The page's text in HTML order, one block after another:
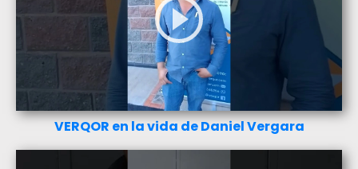
VERQOR en la vida de Daniel Vergara